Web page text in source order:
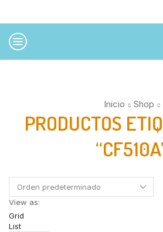
Inicio Shop
PRODUCTOS
View as:
Grid
List